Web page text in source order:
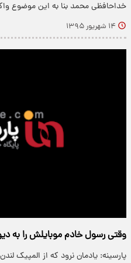
خداحافظی محمد بنا به این موضوع
۱۴ شهریور ۱۳۹۵
وقتی رسول خادم موبایلش را به
پارسینه: یادمان نرود که از المپیک